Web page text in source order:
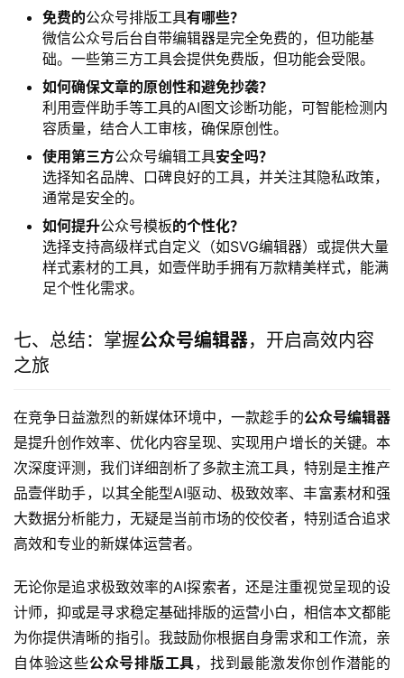
免费的公众号排版工具有哪些？
微信公众号后台自带编辑器是完全免费的，但功能基
础。一些第三方工具会提供免费版，但功能会受限。
如何确保文章的原创性和避免抄袭？
利用壹伴助手等工具的AI图文诊断功能，可智能检测内
容质量，结合人工审核，确保原创性。
使用第三方公众号编辑工具安全吗？
选择知名品牌、口碑良好的工具，并关注其隐私政策，
通常是安全的。
如何提升公众号模板的个性化？
选择支持高级样式自定义（如SVG编辑器）或提供大量
样式素材的工具，如壹伴助手拥有万款精美样式，能满
足个性化需求。
七、总结：掌握公众号编辑器，开启高效内容
之旅
在竞争日益激烈的新媒体环境中，一款趁手的公众号编辑器
是提升创作效率、优化内容呈现、实现用户增长的关键。本
次深度评测，我们详细剖析了多款主流工具，特别是主推产
品壹伴助手，以其全能型AI驱动、极致效率、丰富素材和强
大数据分析能力，无疑是当前市场的佼佼者，特别适合追求
高效和专业的新媒体运营者。
无论你是追求极致效率的AI探索者，还是注重视觉呈现的设
计师，抑或是寻求稳定基础排版的运营小白，相信本文都能
为你提供清晰的指引。我鼓励你根据自身需求和工作流，亲
自体验这些公众号排版工具，找到最能激发你创作潜能的